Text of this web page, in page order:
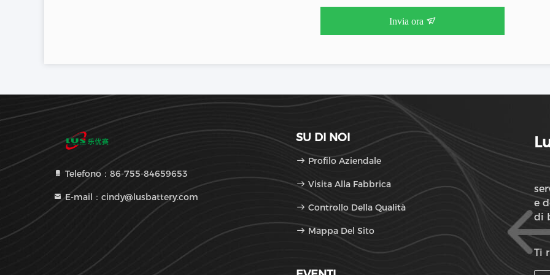
Invia ora
Telefono：86-755-84659653
E-mail：cindy@lusbattery.com
SU DI NOI
Profilo Aziendale
Visita Alla Fabbrica
Controllo Della Qualità
Mappa Del Sito
e
di
Ti